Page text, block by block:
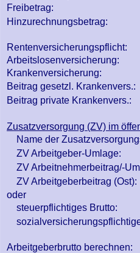
Freibetrag:
Hinzurechnungsbetrag:
Rentenversicherungspflicht:
Arbeitslosenversicherung:
Krankenversicherung:
Beitrag gesetzl. Krankenvers.:
Beitrag private Krankenvers.:
Zusatzversorgung (ZV) im
Name der
ZV Arbeitgeber-Umlage:
ZV Arbeitnehmerbeitrag/-
ZV Arbeitgeberbeitrag (Ost):
oder
steuerpflichtiges Brutto:
Arbeitgeberbrutto berechnen: